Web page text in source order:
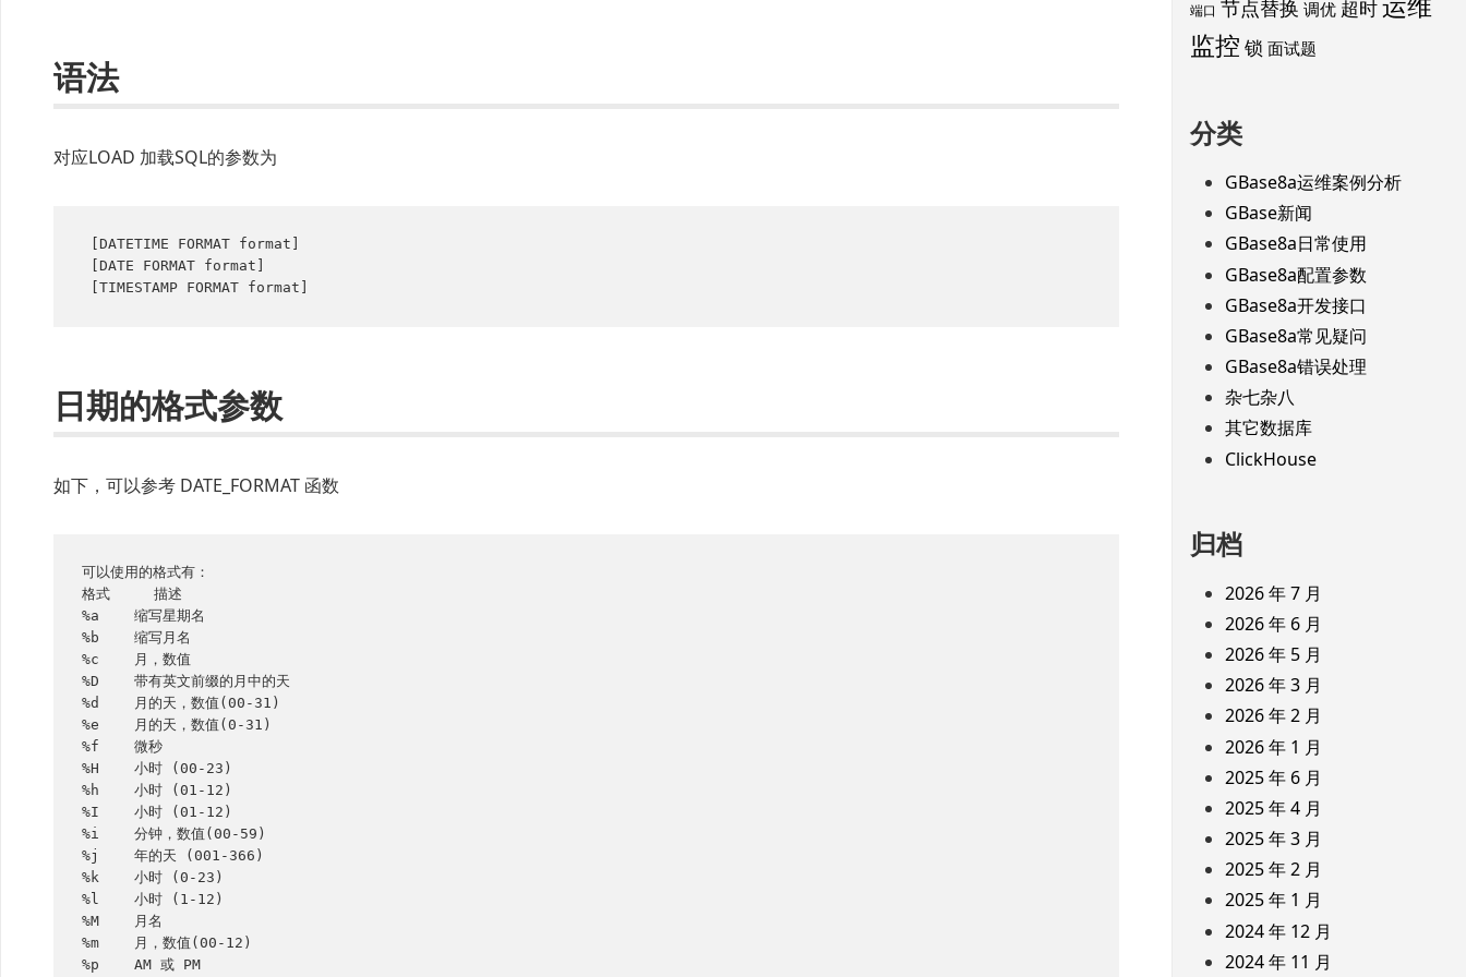
语法
对应LOAD 加载SQL的参数为
[TIMESTAMP FORMAT format]
日期的格式参数
如下，可以参考 DATE_FORMAT 函数
可以使用的格式有：
格式     描述
%a    缩写星期名
%b    缩写月名
%c    月，数值
%D    带有英文前缀的月中的天
%d    月的天，数值(00-31)
%e    月的天，数值(0-31)
%f    微秒
%H    小时 (00-23)
%h    小时 (01-12)
%I    小时 (01-12)
%i    分钟，数值(00-59)
%j    年的天 (001-366)
%k    小时 (0-23)
%l    小时 (1-12)
%M    月名
%m    月，数值(00-12)
%p    AM 或 PM
端口 节点替换 调优 超时
监控 锁 面试题
分类
GBase8a运维案例分析
GBase新闻
GBase8a日常使用
GBase8a配置参数
GBase8a开发接口
GBase8a常见疑问
GBase8a错误处理
杂七杂八
其它数据库
ClickHouse
归档
2026 年 7 月
2026 年 6 月
2026 年 5 月
2026 年 3 月
2026 年 2 月
2026 年 1 月
2025 年 6 月
2025 年 4 月
2025 年 3 月
2025 年 2 月
2025 年 1 月
2024 年 12 月
2024 年 11 月